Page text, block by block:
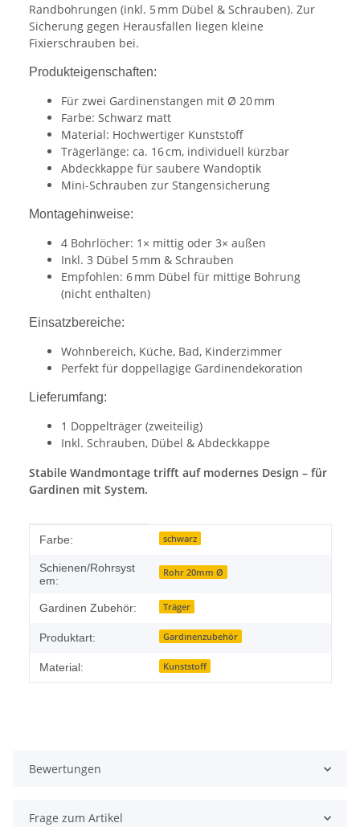
Randbohrungen (inkl. 5 mm Dübel & Schrauben). Zur
Sicherung gegen Herausfallen liegen kleine
Fixierschrauben bei.
Produkteigenschaften:
Für zwei Gardinenstangen mit Ø 20 mm
Farbe: Schwarz matt
Material: Hochwertiger Kunststoff
Trägerlänge: ca. 16 cm, individuell kürzbar
Abdeckkappe für saubere Wandoptik
Mini-Schrauben zur Stangensicherung
Montagehinweise:
4 Bohrlöcher: 1× mittig oder 3× außen
Inkl. 3 Dübel 5 mm & Schrauben
Empfohlen: 6 mm Dübel für mittige Bohrung
(nicht enthalten)
Einsatzbereiche:
Wohnbereich, Küche, Bad, Kinderzimmer
Perfekt für doppellagige Gardinendekoration
Lieferumfang:
1 Doppelträger (zweiteilig)
Inkl. Schrauben, Dübel & Abdeckkappe
Stabile Wandmontage trifft auf modernes Design – für
Gardinen mit System.
Produkteigenschaft
Wert
Farbe: schwarz
Schienen/Rohrsyst
em:
Rohr 20mm Ø
Gardinen Zubehör: Träger
Produktart: Gardinenzubehör
Material: Kunststoff
Bewertungen
Frage zum Artikel